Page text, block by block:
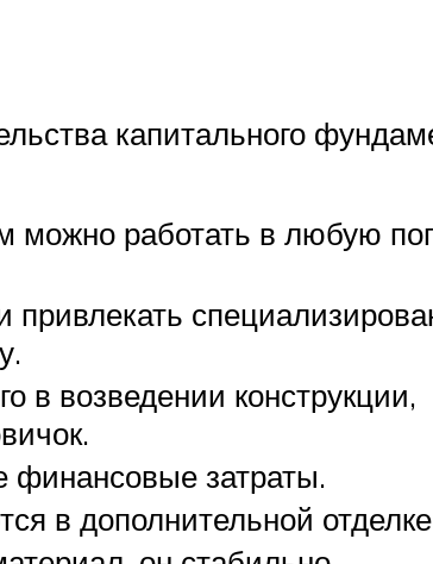
капитального
можно работать в любую
привлекать
в возведении конструкции,
затраты.
в дополнительной